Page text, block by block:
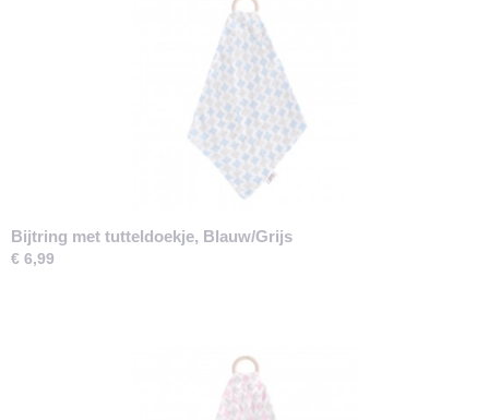
Bijtring met tutteldoekje, Blauw/Grijs
€ 6,99